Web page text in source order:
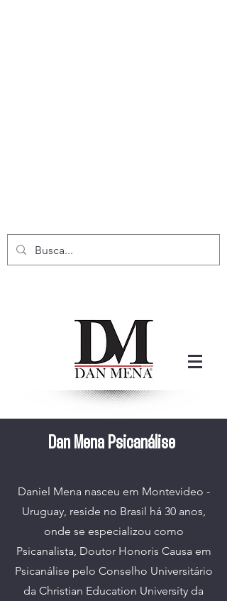
Dan Mena Psicanálise
Daniel Mena nasceu em Montevideo -
Uruguay, reside no Brasil há 30 anos,
onde se especializou como
Psicanalista, Doutor Honoris Causa em
Psicanálise pelo Conselho Universitário
da Christian Education Universíty da